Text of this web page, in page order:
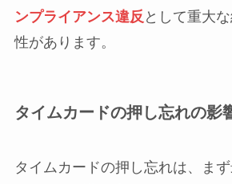
ンプライアンス違反 として重大
性があります。
タイムカードの押し忘れの影
タイムカードの押し忘れは、まず